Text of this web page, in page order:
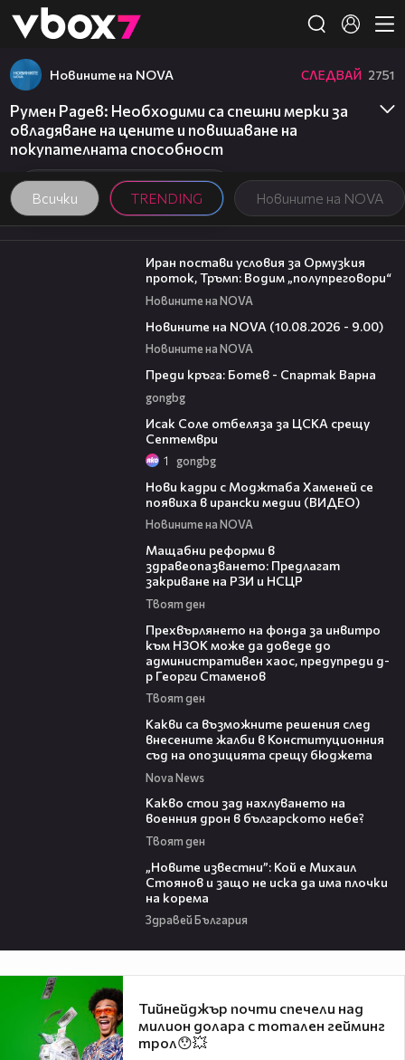
👾
Всички TRENDING Новините на NOVA
Новините на NOVA СЛЕДВАЙ 2751
Румен Радев: Необходими са спешни мерки за
овладяване на цените и повишаване на
покупателната способност
00:46
Иран постави условия за Ормузкия
проток, Тръмп: Водим „полупреговори“
Новините на NOVA
Новините на NOVA (10.08.2026 - 9.00)
Новините на NOVA
Преди кръга: Ботев - Спартак Варна
gongbg
Исак Соле отбеляза за ЦСКА срещу
Септември
1 gongbg
Нови кадри с Моджтаба Хаменей се
появиха в ирански медии (ВИДЕО)
Новините на NOVA
Мащабни реформи в
здравеопазването: Предлагат
закриване на РЗИ и НСЦР
Твоят ден
Прехвърлянето на фонда за инвитро
към НЗОК може да доведе до
административен хаос, предупреди д-
р Георги Стаменов
Твоят ден
Какви са възможните решения след
внесените жалби в Конституционния
съд на опозицията срещу бюджета
Nova News
Какво стои зад нахлуването на
военния дрон в българското небе?
Твоят ден
„Новите известни”: Кой е Михаил
Стоянов и защо не иска да има плочки
на корема
Здравей България
Тийнейджър почти спечели над
милион долара с тотален гейминг
трол😯💥